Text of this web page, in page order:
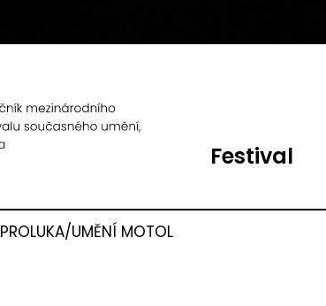
Festival
PROLUKA/UMĚNÍ MOTOL